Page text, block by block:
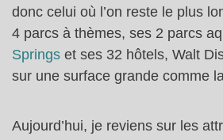
donc celui où l’on reste le plus
4 parcs à thèmes, ses 2 parcs
Springs et ses 32 hôtels, Walt
sur une surface grande comme
Aujourd’hui, je reviens sur les